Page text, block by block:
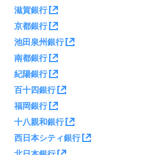
株式会社千葉興業銀行
株式会社東京スター銀行
株式会社南都銀行
株式会社西日本シティ銀行
株式会社百十四銀行
株式会社福岡銀行
株式会社宮崎太陽銀行
株式会社山梨中央銀行
株式会社横浜銀行
滋賀銀行
京都銀行
池田泉州銀行
南都銀行
紀陽銀行
百十四銀行
福岡銀行
十八親和銀行
西日本シティ銀行